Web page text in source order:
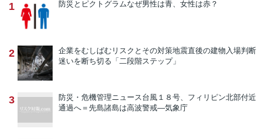
1 防災とピクトグラムなぜ男性は青、女性は赤？
2 企業をむしばむリスクとその対策地震直後の建物入場判断
迷いを断ち切る「二段階ステップ」
3 防災・危機管理ニュース台風１８号、フィリピン北部付近
通過へ＝先島諸島は高波警戒―気象庁